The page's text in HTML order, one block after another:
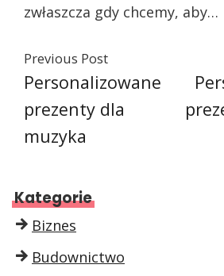
zwłaszcza gdy chcemy, aby…
Previous Post
Personalizowane
prezenty dla
muzyka
Kategorie
Biznes
Budownictwo